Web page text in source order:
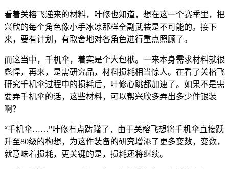
看着关榕飞递来的材料，叶修也知道，想在这一个赛季里，把
兴欣的每个角色像小手冰凉那样全副武装是不可能的。接下
来，要有计划，有取舍地对各角色进行重点照顾了。
而这当中，千机伞，着实是个大包袱。一来本身需求材料就很
彪悍，再来，是需研究品，材料损耗相当惊人。在看了关榕飞
研究千机伞过程中的损耗后，叶修心跳都加速了。如果不是需
要弄千机伞的话，这些材料，可以帮兴欣多弄出多少件银装
啊？
“千机伞……”叶修有点踌躇了，由于关榕飞想将千机伞直接跃
升至80级的构想，为这件装备的研究增添了更多变数，变数，
就意味着损耗，更关键的是，损耗还将继续。